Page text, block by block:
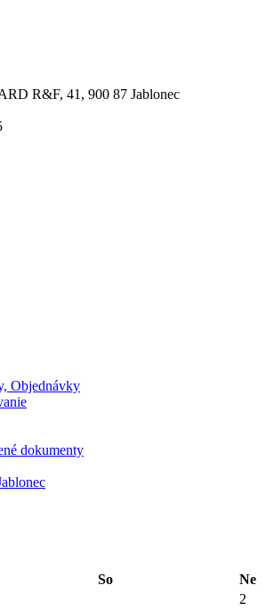
R&F, 41, 900 87 Jablonec
Objednávky
dokumenty
So
Ne
2